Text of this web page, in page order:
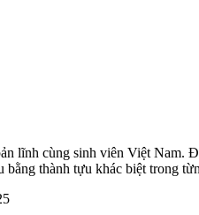
lĩnh cùng sinh viên Việt Nam.
thành tựu khác biệt trong